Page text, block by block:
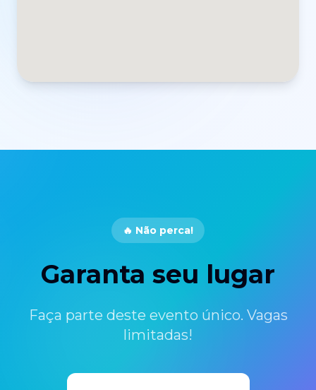
🔥 Não perca!
Garanta seu lugar
Faça parte deste evento único. Vagas
limitadas!